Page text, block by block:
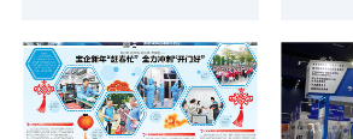
开。大会汇聚中产协领
导代表，国内外行业专
家，相关领域大咖和全
国各地业内专业人士的